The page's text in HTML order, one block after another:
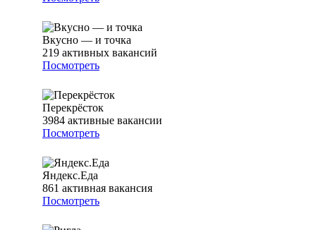
Вкусно — и точка
219 активных вакансий
Посмотреть
Перекрёсток
3984 активные вакансии
Посмотреть
Яндекс.Еда
861 активная вакансия
Посмотреть